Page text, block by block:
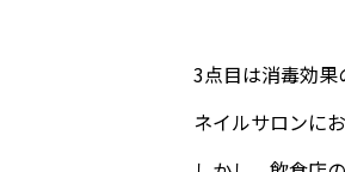
3点目は消毒効果
ネイルサロンに